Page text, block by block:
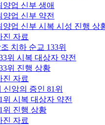
양업 신부 생애
양업 신부 약전
양업 신부 시복 시성 진행 상
진 자료
치하 순교 133위
위 시복 대상자 약전
위 진행 상황
진 자료
신앙의 증인 81위
위 시복 대상자 약전
위 진행 상황
진 자료